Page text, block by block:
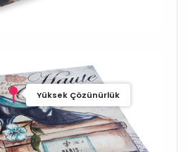
Yüksek Çözünürlük